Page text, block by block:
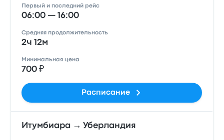
Первый и последний рейс
06:00 — 16:00
Средняя продолжительность
2ч 12м
Минимальная цена
700 ₽
Расписание
Итумбиара → Уберландия